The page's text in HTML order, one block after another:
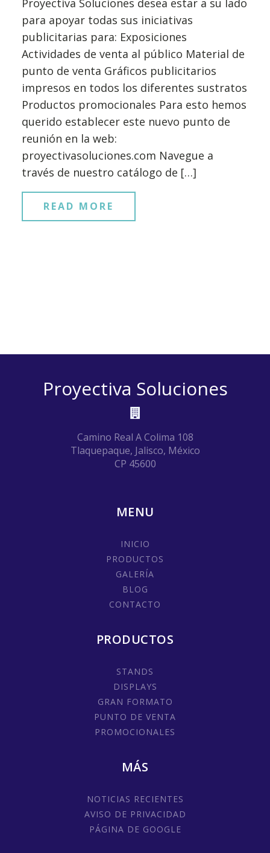
para apoyar todas sus iniciativas
publicitarias para: Exposiciones
Actividades de venta al público Material de
punto de venta Gráficos publicitarios
impresos en todos los diferentes sustratos
Productos promocionales Para esto hemos
querido establecer este nuevo punto de
reunión en la web:
proyectivasoluciones.com Navegue a
través de nuestro catálogo de […]
READ MORE
Proyectiva Soluciones
Camino Real A Colima 108
Tlaquepaque, Jalisco, México
CP 45600
MENU
INICIO
PRODUCTOS
GALERÍA
BLOG
CONTACTO
PRODUCTOS
STANDS
DISPLAYS
GRAN FORMATO
PUNTO DE VENTA
PROMOCIONALES
MÁS
NOTICIAS RECIENTES
AVISO DE PRIVACIDAD
PÁGINA DE GOOGLE